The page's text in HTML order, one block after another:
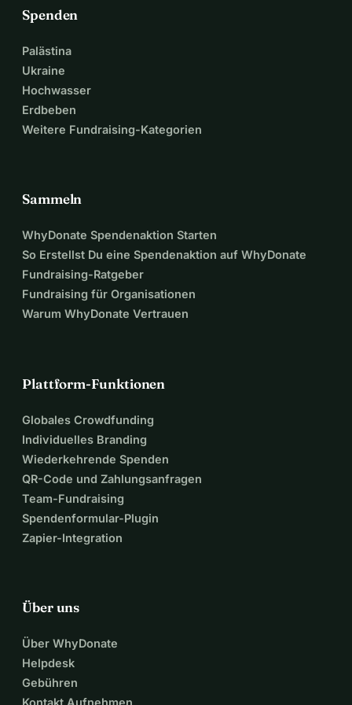
Spenden
Palästina
Ukraine
Hochwasser
Erdbeben
Weitere Fundraising-Kategorien
Sammeln
WhyDonate Spendenaktion Starten
So Erstellst Du eine Spendenaktion auf WhyDonate
Fundraising-Ratgeber
Fundraising für Organisationen
Warum WhyDonate Vertrauen
Plattform-Funktionen
Globales Crowdfunding
Individuelles Branding
Wiederkehrende Spenden
QR-Code und Zahlungsanfragen
Team-Fundraising
Spendenformular-Plugin
Zapier-Integration
Über uns
Über WhyDonate
Helpdesk
Gebühren